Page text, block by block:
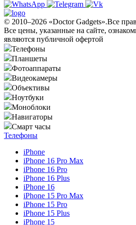
© 2010–2026 «Doctor Gadgets».Все
Все цены, указанные на сайте,
являются публичной офертой
Телефоны
Планшеты
Фотоаппараты
Видеокамеры
Объективы
Ноутбуки
Моноблоки
Навигаторы
Смарт часы
Телефоны
iPhone
iPhone 16 Pro Max
iPhone 16 Pro
iPhone 16 Plus
iPhone 16
iPhone 15 Pro Max
iPhone 15 Pro
iPhone 15 Plus
iPhone 15